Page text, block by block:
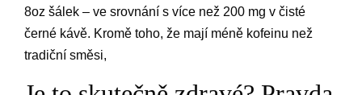
8oz šálek – ve srovnání s více než 200 mg v čisté
černé kávě. Kromě toho, že mají méně kofeinu než
tradiční směsi,